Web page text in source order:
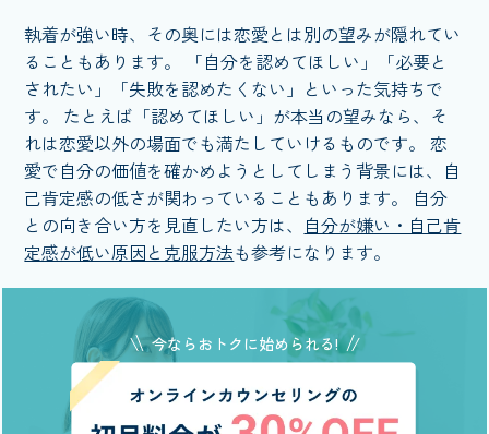
執着が強い時、その奥には恋愛とは別の望みが隠れてい
ることもあります。 「自分を認めてほしい」「必要と
されたい」「失敗を認めたくない」といった気持ちで
す。 たとえば「認めてほしい」が本当の望みなら、そ
れは恋愛以外の場面でも満たしていけるものです。 恋
愛で自分の価値を確かめようとしてしまう背景には、自
己肯定感の低さが関わっていることもあります。 自分
との向き合い方を見直したい方は、 自分が嫌い・自己肯
定感が低い原因と克服方法も参考になります。
今ならおトクに始められる!